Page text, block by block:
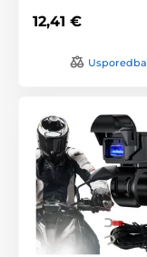
12,41 €
Usporedba